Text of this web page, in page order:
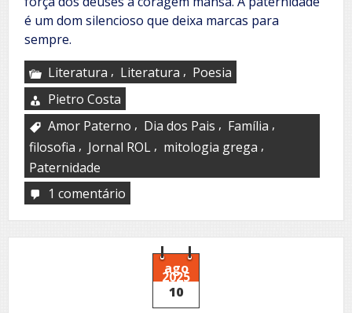
é um dom silencioso que deixa marcas para
sempre.
Literatura , Literatura , Poesia
Pietro Costa
Amor Paterno , Dia dos Pais , Família ,
filosofia , Jornal ROL , mitologia grega ,
Paternidade
1 comentário
tríade
do
ago
2025
10